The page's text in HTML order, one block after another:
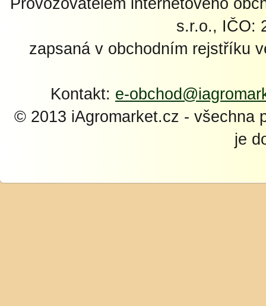
Provozovatelem internetového
s.r.o., IČO:
zapsaná v obchodním rejstříku
Kontakt: e-
© 2013 iAgromarket.cz - všechna
je